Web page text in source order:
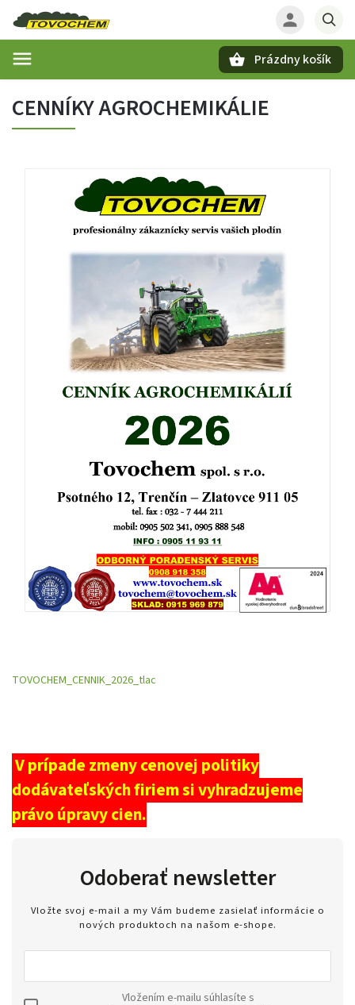
Prázdny košík
CENNÍKY AGROCHEMIKÁLIE
TOVOCHEM_CENNIK_2026_tlac
V prípade zmeny cenovej politiky
dodávateľských firiem si vyhradzujeme
právo úpravy cien.
Odoberať newsletter
Vložte svoj e-mail a my Vám budeme zasielať informácie o
nových produktoch na našom e-shope.